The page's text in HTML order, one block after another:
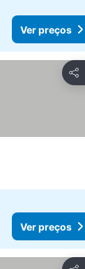
Ver preços
Ver preços